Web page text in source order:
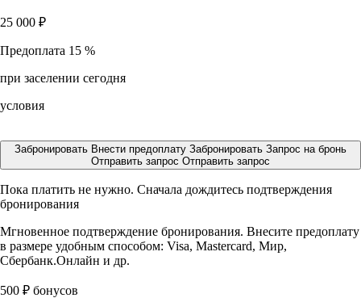
25 000 ₽
Предоплата 15 %
при заселении сегодня
условия
Забронировать Внести предоплату Забронировать Запрос на бронь
Отправить запрос Отправить запрос
Пока платить не нужно. Сначала дождитесь подтверждения
бронирования
Мгновенное подтверждение бронирования. Внесите предоплату
в размере удобным способом: Visa, Mastercard, Мир,
Сбербанк.Онлайн и др.
500 ₽ бонусов